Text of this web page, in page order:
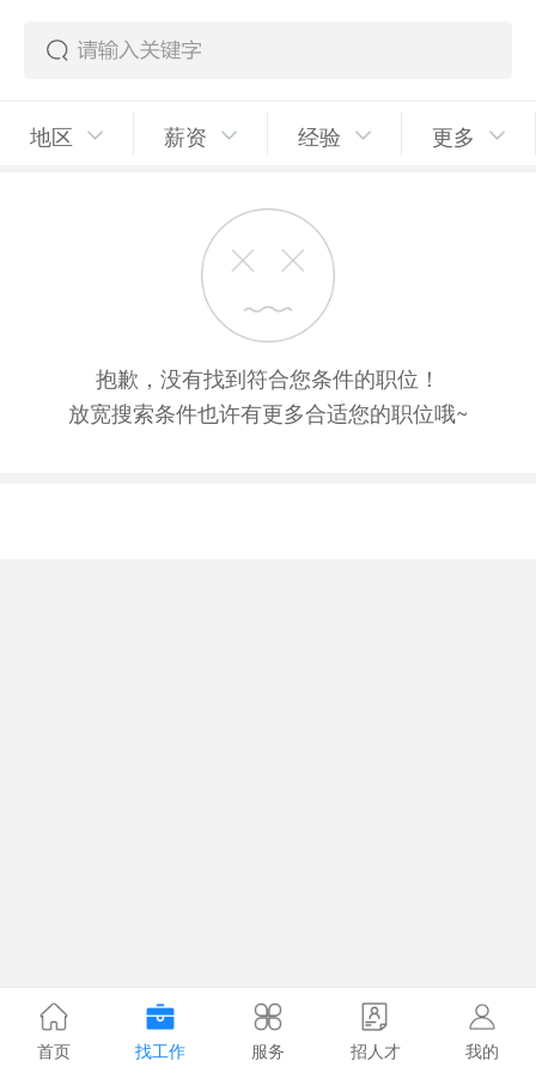
地区 薪资 经验 更多
抱歉，没有找到符合您条件的职位！
放宽搜索条件也许有更多合适您的职位哦~
首页 找工作 服务 招人才 我的